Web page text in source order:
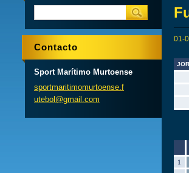
01-
1
Contacto
Sport Marítimo Murtoense
sportmaritimomurtoense.f
utebol@gmail.com